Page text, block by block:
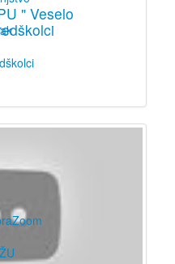
" Veselo